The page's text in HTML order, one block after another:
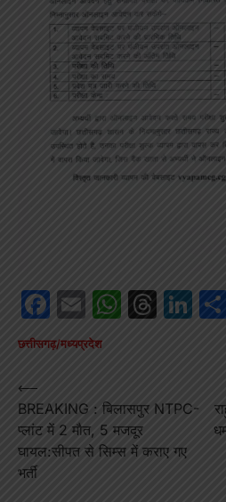
Facebook
Email
छत्तीसगढ़/मध्यप्रदेश
Post
navigation
⟵
BREAKING : बिलासपुर NTPC-
प्लांट में 2 मौत, 5 मजदूर
घायल:सीपत से सिम्स में कराए गए
भर्ती